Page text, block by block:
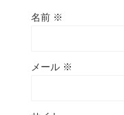
名前 ※
メール ※